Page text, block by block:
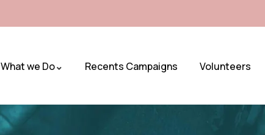
What we Do Recents Campaigns Volunteers